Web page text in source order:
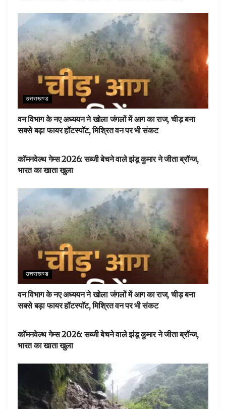
उत्तराखण्ड
वन विभाग के नए अध्ययन ने खोला जंगलों में आग का राज, चीड़ बना
सबसे बड़ा फायर हॉटस्पॉट, मिश्रित वन पर भी संकट
कॉमनवेल्थ गेम्स 2026: सब्जी बेचने वाले झंडू कुमार ने जीता ब्रॉन्ज,
भारत का खाता खुला
उत्तराखण्ड
वन विभाग के नए अध्ययन ने खोला जंगलों में आग का राज, चीड़ बना
सबसे बड़ा फायर हॉटस्पॉट, मिश्रित वन पर भी संकट
कॉमनवेल्थ गेम्स 2026: सब्जी बेचने वाले झंडू कुमार ने जीता ब्रॉन्ज,
भारत का खाता खुला